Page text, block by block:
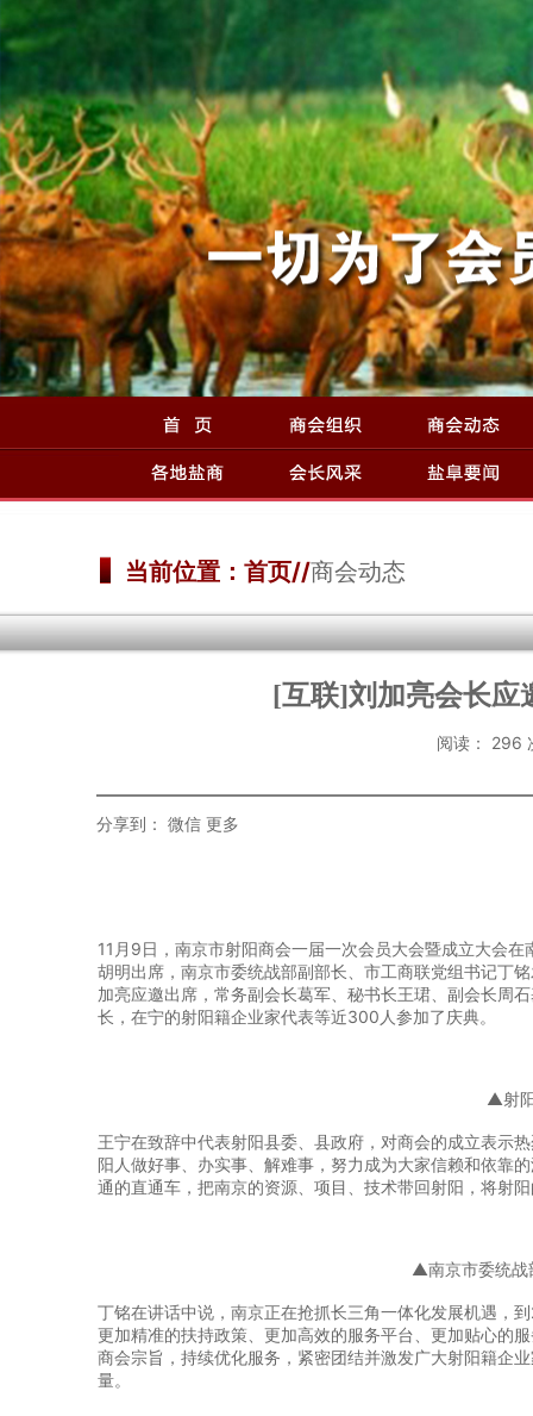
当前位置：首页//商会动态
[互联]刘加亮会长应
阅读：
分享到： 微信 更多
11月9日，南京市射阳商会一届一次会员大会暨成立大会
胡明出席，南京市委统战部副部长、市工商联党组书记丁
加亮应邀出席，常务副会长葛军、秘书长王珺、副会长周
长，在宁的射阳籍企业家代表等近300人参加了庆典。
▲射
王宁在致辞中代表射阳县委、县政府，对商会的成立表示
阳人做好事、办实事、解难事，努力成为大家信赖和依靠
通的直通车，把南京的资源、项目、技术带回射阳，将射
▲南京市委统战
丁铭在讲话中说，南京正在抢抓长三角一体化发展机遇，
更加精准的扶持政策、更加高效的服务平台、更加贴心的
商会宗旨，持续优化服务，紧密团结并激发广大射阳籍企
量。